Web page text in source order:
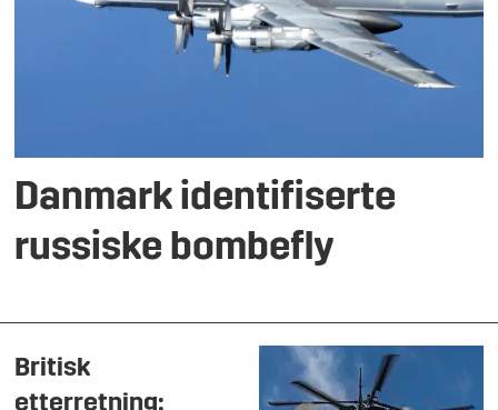
Danmark identifiserte
russiske bombefly
Britisk
etterretning: